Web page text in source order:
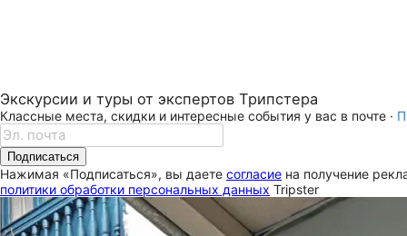
Экскурсии и туры от экспертов Трипстера
Классные места, скидки и интересные события у вас в почте ·
Подписаться
Нажимая «Подписаться», вы даете согласие на получение
политики обработки персональных данных Tripster